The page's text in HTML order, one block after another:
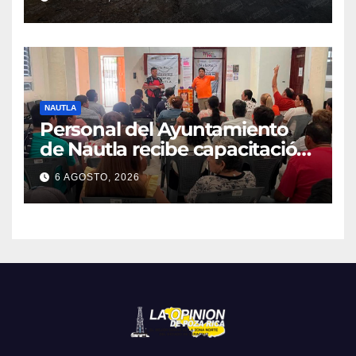
NAUTLA
Personal del Ayuntamiento
de Nautla recibe capacitación
en atención a emergencias
6 AGOSTO, 2026